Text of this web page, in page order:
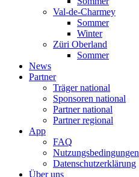
Val-de-Charmey
Sommer
Winter
Züri Oberland
Sommer
News
Partner
Träger national
Sponsoren national
Partner national
Partner regional
App
FAQ
Nutzungsbedingungen
Datenschutzerklärung
Über uns